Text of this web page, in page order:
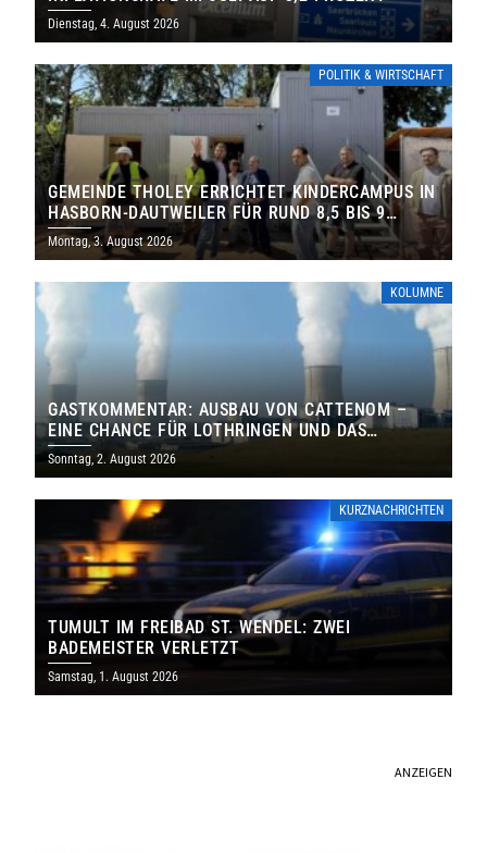
Dienstag, 4. August 2026
POLITIK & WIRTSCHAFT
GEMEINDE THOLEY ERRICHTET KINDERCAMPUS IN
HASBORN-DAUTWEILER FÜR RUND 8,5 BIS 9
MILLIONEN EURO
Montag, 3. August 2026
KOLUMNE
GASTKOMMENTAR: AUSBAU VON CATTENOM –
EINE CHANCE FÜR LOTHRINGEN UND DAS
SAARLAND
Sonntag, 2. August 2026
KURZNACHRICHTEN
TUMULT IM FREIBAD ST. WENDEL: ZWEI
BADEMEISTER VERLETZT
Samstag, 1. August 2026
ANZEIGEN